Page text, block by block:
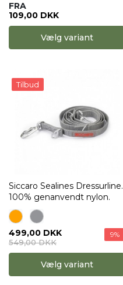
FRA
109,00 DKK
Vælg variant
Tilbud
Siccaro Sealines Dressurline.
100% genanvendt nylon.
499,00 DKK
549,00 DKK
9%
Vælg variant